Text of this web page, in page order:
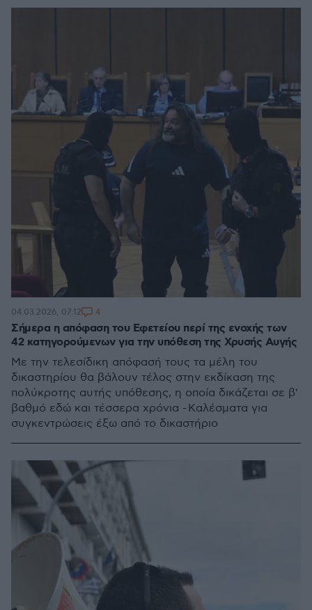
Σήμερα η απόφαση του Εφετείου περί της ενοχής των
42 κατηγορούμενων για την υπόθεση της Χρυσής Αυγής
Με την τελεσίδικη απόφασή τους τα μέλη του
δικαστηρίου θα βάλουν τέλος στην εκδίκαση της
πολύκροτης αυτής υπόθεσης, η οποία δικάζεται σε β'
βαθμό εδώ και τέσσερα χρόνια - Καλέσματα για
συγκεντρώσεις έξω από το δικαστήριο
04.03.2026, 07:12 4